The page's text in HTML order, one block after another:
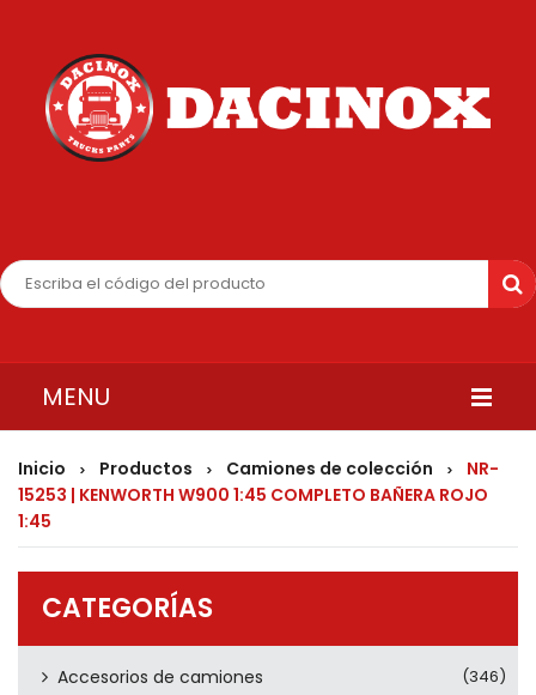
MENU
INICIO
QUIENES SOMOS
PRODUCTOS
CONTÁCTENOS
Inicio > Productos > Camiones de colección >
NR-
15253 | KENWORTH W900 1:45 COMPLETO BAÑERA ROJO
1:45
CATEGORÍAS
Accesorios de camiones (346)